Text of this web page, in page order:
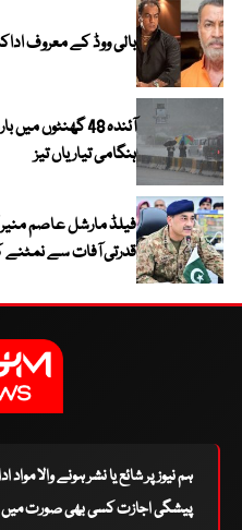
بالی ووڈ کے معروف
آئندہ 48 گھنٹوں
ہنگامی تیاریاں تیز
فیلڈ مارشل عاصم
قدرتی آفات سے نمٹنے
ہم نیوز پر شائع یا نشر ہونے والا
پیشگی اجازت کسی بھی صورت میں